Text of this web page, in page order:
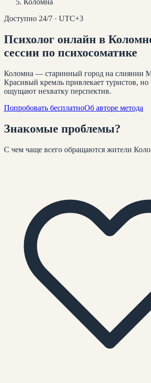
Коломна
Доступно 24/7 · UTC+3
Психолог онлайн в
сессии по психосоматике
Коломна — старинный город на слиянии
Красивый кремль привлекает туристов,
ощущают нехватку перспектив.
Попробовать бесплатноОб авторе метода
Знакомые проблемы?
С чем чаще всего обращаются жители